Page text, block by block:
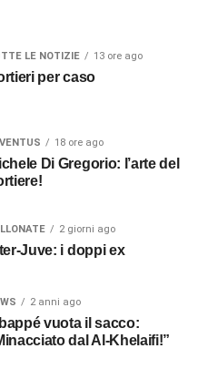
LE NOTIZIE 13 ore ago
per caso
18 ore ago
Di Gregorio: l’arte del
2 giorni ago
Juve: i doppi ex
2 anni ago
vuota il sacco:
dal Al-Khelaifi!”